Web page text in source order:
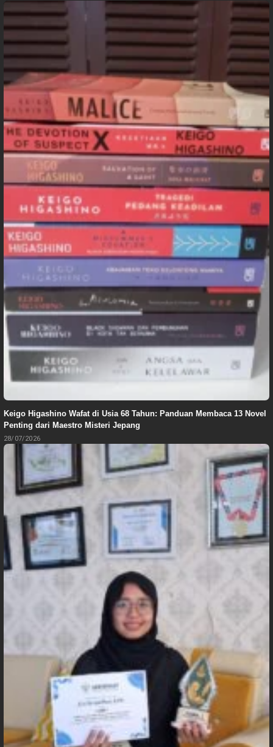
Keigo Higashino Wafat di Usia 68 Tahun: Panduan Membaca 13 Novel
Penting dari Maestro Misteri Jepang
28/07/2026